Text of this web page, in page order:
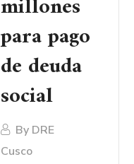
para pago
de deuda
social
By DRE
Cusco